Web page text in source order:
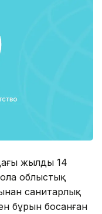
жылдың 14
облыстық
санитарлық
бұрын босанған